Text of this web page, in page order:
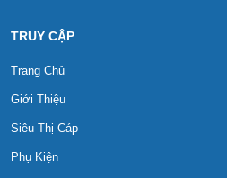
TRUY CẬP
Trang Chủ
Giới Thiệu
Siêu Thị Cáp
Phụ Kiện